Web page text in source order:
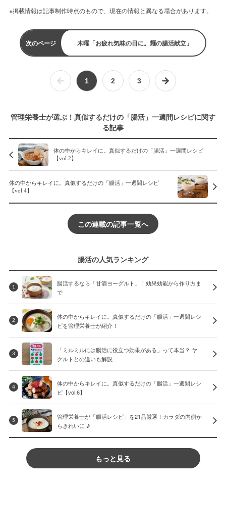
※掲載情報は記事制作時点のもので、現在の情報と異なる場合があります。
次のページ 木曜「お疲れ気味の日に。麺の腸活献立」
1 2 3
管理栄養士が選ぶ！真似するだけの「腸活」一週間レシピに関す
る記事
体の中からキレイに。真似するだけの「腸活」一週間レシピ
【vol.2】
体の中からキレイに。真似するだけの「腸活」一週間レシピ
【vol.4】
この連載の記事一覧へ
腸活の人気ランキング
1
腸活するなら「甘酒ヨーグルト」！効果効能から作り方ま
で
2
体の中からキレイに。真似するだけの「腸活」一週間レシ
ピを管理栄養士が紹介！
3
「ミルミルには腸活に役立つ効果がある」って本当？ ヤ
クルトとの違いも解説
4
体の中からキレイに。真似するだけの「腸活」一週間レシ
ピ【vol.6】
5
管理栄養士が「腸活レシピ」を21品厳選！カラダの内側か
らきれいに ♪
もっと見る